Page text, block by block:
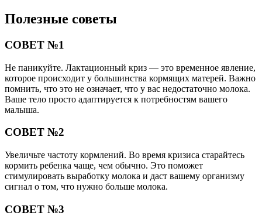
Полезные советы
СОВЕТ №1
Не паникуйте. Лактационный криз — это временное явление,
которое происходит у большинства кормящих матерей. Важно
помнить, что это не означает, что у вас недостаточно молока.
Ваше тело просто адаптируется к потребностям вашего
малыша.
СОВЕТ №2
Увеличьте частоту кормлений. Во время кризиса старайтесь
кормить ребенка чаще, чем обычно. Это поможет
стимулировать выработку молока и даст вашему организму
сигнал о том, что нужно больше молока.
СОВЕТ №3